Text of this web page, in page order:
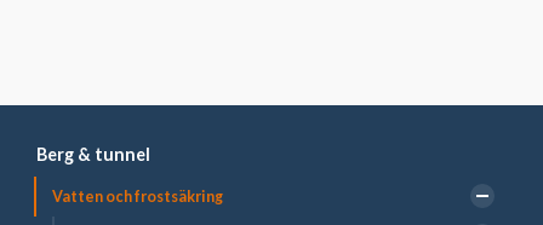
Berg & tunnel
Vatten och frostsäkring